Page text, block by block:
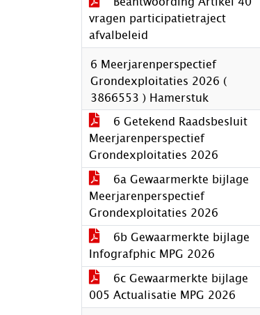
vragen participatietraject
afvalbeleid
6 Meerjarenperspectief
Grondexploitaties 2026 (
3866553 ) Hamerstuk
6 Getekend Raadsbesluit
Meerjarenperspectief
Grondexploitaties 2026
6a Gewaarmerkte bijlage
Meerjarenperspectief
Grondexploitaties 2026
6b Gewaarmerkte bijlage
Infografphic MPG 2026
6c Gewaarmerkte bijlage
005 Actualisatie MPG 2026